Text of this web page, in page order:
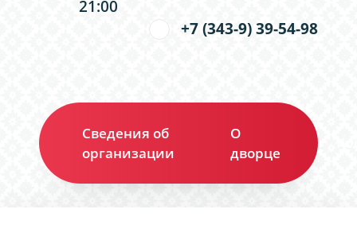
21:00
+7 (343-9) 39-54-98
Сведения об
организации
О
дворце